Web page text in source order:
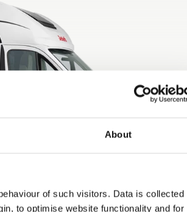
About
of such visitors. Data is collected
to optimise website functionality and for